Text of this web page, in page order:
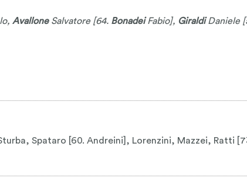
, AvalloneSalvatore[64. BonadeiFabio], GiraldiDaniele
Spataro [60. Andreini], Lorenzini, Mazzei, Ratti